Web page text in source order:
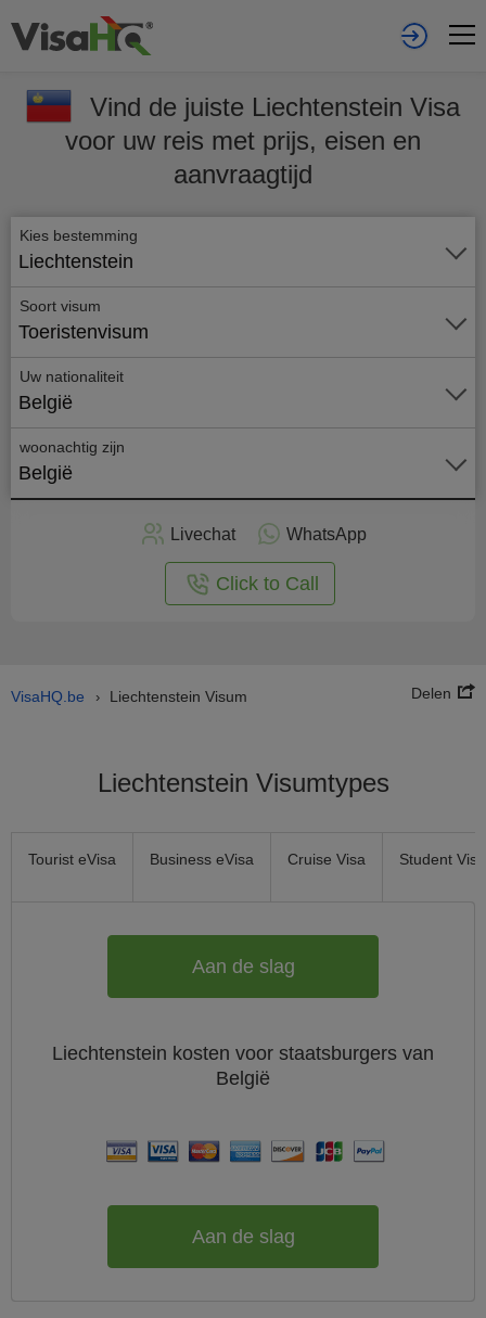
Vind de juiste Liechtenstein Visa
voor uw reis met prijs, eisen en
aanvraagtijd
Kies bestemming
Liechtenstein
Soort visum
Toeristenvisum
Uw nationaliteit
België
woonachtig zijn
België
Livechat WhatsApp
Click to Call
VisaHQ.be › Liechtenstein Visum Delen
Liechtenstein Visumtypes
Tourist eVisa Business eVisa Cruise Visa Student Visa
Aan de slag
Liechtenstein kosten voor staatsburgers van
België
Aan de slag